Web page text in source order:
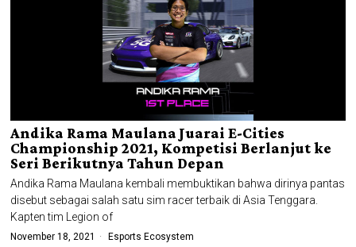
Andika Rama Maulana Juarai E-Cities
Championship 2021, Kompetisi Berlanjut ke
Seri Berikutnya Tahun Depan
Andika Rama Maulana kembali membuktikan bahwa dirinya pantas
disebut sebagai salah satu sim racer terbaik di Asia Tenggara.
Kapten tim Legion of
November 18, 2021 Esports Ecosystem